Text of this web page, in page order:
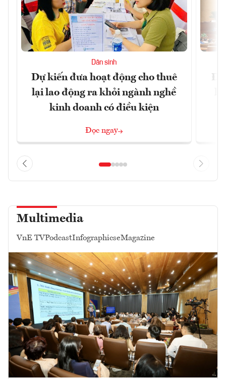
Dân sinh
Dự kiến đưa hoạt động cho thuê
lại lao động ra khỏi ngành nghề
kinh doanh có điều kiện
Đọc ngay
Đề
Multimedia
VnE TVPodcastInfographicseMagazine